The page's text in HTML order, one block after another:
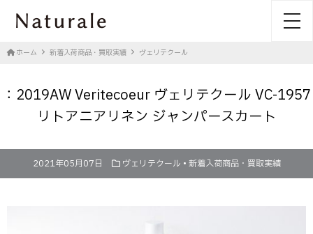
ホーム 新着入荷商品・買取実績 ヴェリテクール
：2019AW Veritecoeur ヴェリテクール VC-1957
リトアニアリネン ジャンパースカート
2021年05月07日 ヴェリテクール • 新着入荷商品・買取実績